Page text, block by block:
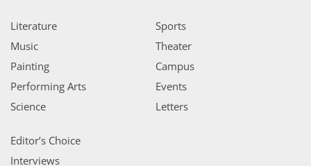
Literature
Music
Painting
Performing Arts
Science
Sports
Theater
Campus
Events
Letters
Editor’s Choice
Interviews